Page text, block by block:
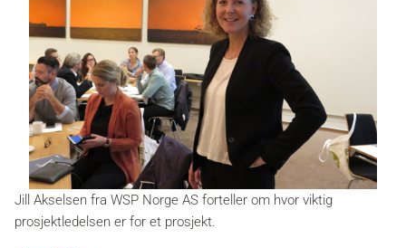
Jill Akselsen fra WSP Norge AS forteller om hvor viktig
prosjektledelsen er for et prosjekt.